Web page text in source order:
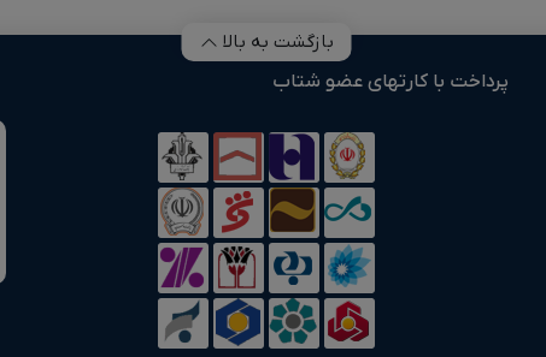
بازگشت به بالا
پرداخت با کارتهای عضو شتاب